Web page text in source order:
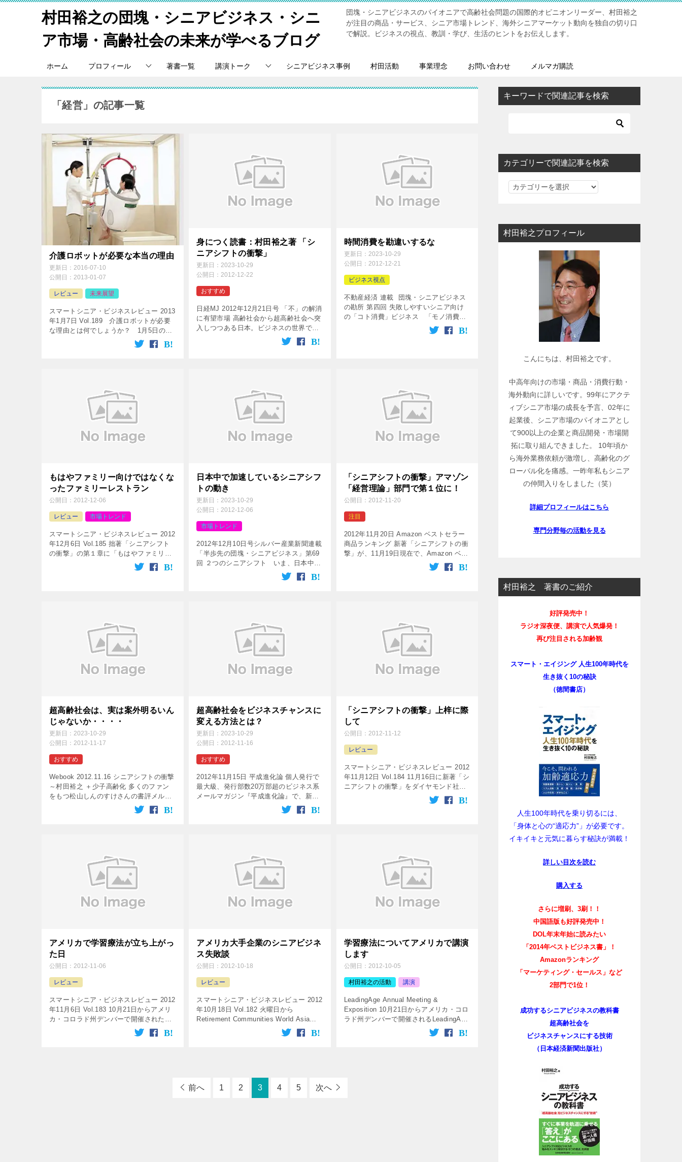
村田裕之の団塊・シニアビジネス・シニ
ア市場・高齢社会の未来が学べるブログ
団塊・シニアビジネスのパイオニアで高齢社会問題の国際的オピニオンリーダー、村田裕之
が注目の商品・サービス、シニア市場トレンド、海外シニアマーケット動向を独自の切り口
で解説。ビジネスの視点、教訓・学び、生活のヒントをお伝えします。
ホーム プロフィール 著書一覧 講演トーク シニアビジネス事例 村田活動 事業理念 お問い合わせ メルマガ購読
「経営」の記事一覧
介護ロボットが必要な本当の理由
更新日： 2016-07-10
公開日： 2013-01-07
レビュー 未来展望
スマートシニア・ビジネスレビュー 2013
年1月7日 Vol.189 介護ロボットが必要
な理由とは何でしょうか？ 1月5日の毎
日新聞に『＜介護ロボット＞８割が肯定
的 「気を使わないから」』という記事が
身につく読書：村田裕之著 「シ
ニアシフトの衝撃」
更新日：2023-10-29
公開日：2012-12-22
おすすめ
日経MJ 2012年12月21日号 「不」の解消
に有望市場 高齢社会から超高齢社会へ突
入しつつある日本。ビジネスの世界では
｢シニアシフト｣が求められ、それは待っ
たなしの課題だ。イオンなども明確に経
時間消費を勘違いするな
更新日： 2023-10-29
公開日： 2012-12-21
ビジネス視点
不動産経済 連載 団塊・シニアビジネス
の勘所 第四回 失敗しやすいシニア向け
の「コト消費」ビジネス 「モノ消費」
とは、消費財などの「商品の消費」であ
る。それに対して、「コト消費」とは、
もはやファミリー向けではなくな
ったファミリーレストラン
公開日： 2012-12-06
レビュー 市場トレンド
スマートシニア・ビジネスレビュー 2012
年12月6日 Vol.185 拙著「シニアシフト
の衝撃」の第１章に「もはやファミリー
向けではなくなったファミリーレストラ
ン」と書きました。この延長上のような
日本中で加速しているシニアシフ
トの動き
更新日：2023-10-29
公開日：2012-12-06
市場トレンド
2012年12月10日号シルバー産業新聞連載
「半歩先の団塊・シニアビジネス」第69
回 ２つのシニアシフト いま、日本中で
「シニアシフト」が加速している。「シ
ニアシフト」には２種類ある。１つは、
「シニアシフトの衝撃」アマゾン
「経営理論」部門で第１位に！
公開日： 2012-11-20
注目
2012年11月20日 Amazon ベストセラー
商品ランキング 新著「シニアシフトの衝
撃」が、11月19日現在で、Amazon ベス
トセラー商品ランキング:本の「経営理
論」分野で第1位になりました。 ちな
超高齢社会は、実は案外明るいん
じゃないか・・・・
更新日： 2023-10-29
公開日： 2012-11-17
おすすめ
Webook 2012.11.16 シニアシフトの衝撃
～村田裕之 ＋少子高齢化 多くのファン
をもつ松山しんのすけさんの書評メルマ
ガ「Webook of the Day」で、さっそく
新著「シニアシフトの衝撃」をご紹介い
超高齢社会をビジネスチャンスに
変える方法とは？
更新日： 2023-10-29
公開日： 2012-11-16
おすすめ
2012年11月15日 平成進化論 個人発行で
最大級、発行部数20万部超のビジネス系
メールマガジン『平成進化論』で、新著
「シニアシフトの衝撃」をご紹介いただ
きました。 この『平成進化論』は、複
「シニアシフトの衝撃」上梓に際
して
公開日： 2012-11-12
レビュー
スマートシニア・ビジネスレビュー 2012
年11月12日 Vol.184 11月16日に新著「シ
ニアシフトの衝撃」をダイヤモンド社よ
り上梓します。 サブタイトルに「超高
齢社会をビジネスチャンスに変える方
アメリカで学習療法が立ち上がっ
た日
公開日： 2012-11-06
レビュー
スマートシニア・ビジネスレビュー 2012
年11月6日 Vol.183 10月21日からアメリ
カ・コロラド州デンバーで開催された
LeadingAge Annual Meeting &
アメリカ大手企業のシニアビジネ
ス失敗談
公開日：2012-10-18
レビュー
スマートシニア・ビジネスレビュー 2012
年10月18日 Vol.182 火曜日から
Retirement Communities World Asia
2012という コンファレンスに出席するた
めに香港に来ています。 & […]
学習療法についてアメリカで講演
します
公開日： 2012-10-05
村田裕之の活動 講演
LeadingAge Annual Meeting &
Exposition 10月21日からアメリカ・コロ
ラド州デンバーで開催されるLeadingAge
Annual Meeting & Exposit […]
前へ 1 2 3 4 5 次へ
キーワードで関連記事を検索
カテゴリーで関連記事を検索
カ
リ
ー
村田裕之プロフィール
こんにちは、村田裕之です。
中高年向けの市場・商品・消費行動・
海外動向に詳しいです。99年にアクテ
ィブシニア市場の成長を予言、02年に
起業後、シニア市場のパイオニアとし
て900以上の企業と商品開発・市場開
拓に取り組んできました。 10年頃か
ら海外業務依頼が激増し、高齢化のグ
ローバル化を痛感。一昨年私もシニア
の仲間入りをしました（笑）
詳細プロフィールはこちら
専門分野毎の活動を見る
村田裕之 著書のご紹介
好評発売中！
ラジオ深夜便、講演で人気爆発！
再び注目される加齢観
スマート・エイジング 人生100年時代を
生き抜く10の秘訣
（徳間書店）
人生100年時代を乗り切るには、
「身体と心の“適応力”」が必要です。
イキイキと元気に暮らす秘訣が満載！
詳しい目次を読む
購入する
さらに増刷、3刷！！
中国語版も好評発売中！
DOL年末年始に読みたい
「2014年ベストビジネス書」！
Amazonランキング
「マーケティング・セールス」など
2部門で1位！
成功するシニアビジネスの教科書
超高齢社会を
ビジネスチャンスにする技術
（日本経済新聞出版社）